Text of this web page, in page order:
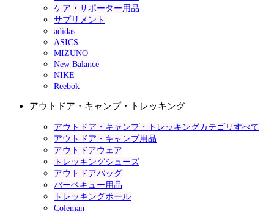
ケア・サポーター用品
サプリメント
adidas
ASICS
MIZUNO
New Balance
NIKE
Reebok
アウトドア・キャンプ・トレッキング
アウトドア・キャンプ・トレッキングカテゴリすべて
アウトドア・キャンプ用品
アウトドアウェア
トレッキングシューズ
アウトドアバッグ
バーベキュー用品
トレッキングポール
Coleman